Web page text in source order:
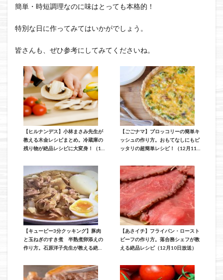
簡単・時短調理なのに味はとっても本格的！
特別な日に作ってみてはいかがでしょう。
皆さんも、ぜひ参考にしてみてくださいね。
【ヒルナンデス】小林まさみ先生が
教える木金レシピまとめ。冷蔵庫の
残り物が絶品レシピに大変身！（12
【ごごナマ】ブロッコリーの簡単キ
ッシュの作り方。おもてなしにもピ
ッタリの超簡単レシピ！（12月11日
【キューピー3分クッキング】豚肉
と玉ねぎのすき煮 半熟煮卵添えの
作り方。石原洋子先生が教える絶品
【あさイチ】フライパン・ロースト
ビーフの作り方。落合務シェフが教
える絶品レシピ（12月10日放送）